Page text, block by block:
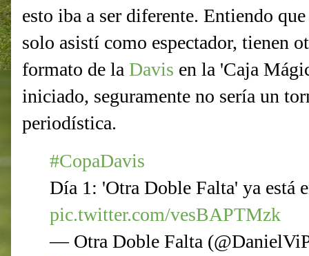
esto iba a ser diferente. Entiendo
solo asistí como espectador, tienen
formato de la Davis en la 'Caja
iniciado, seguramente no sería un
periodística.
#CopaDavis
Día 1: 'Otra Doble Falta' ya está
pic.twitter.com/vesBAPTMzk
— Otra Doble Falta